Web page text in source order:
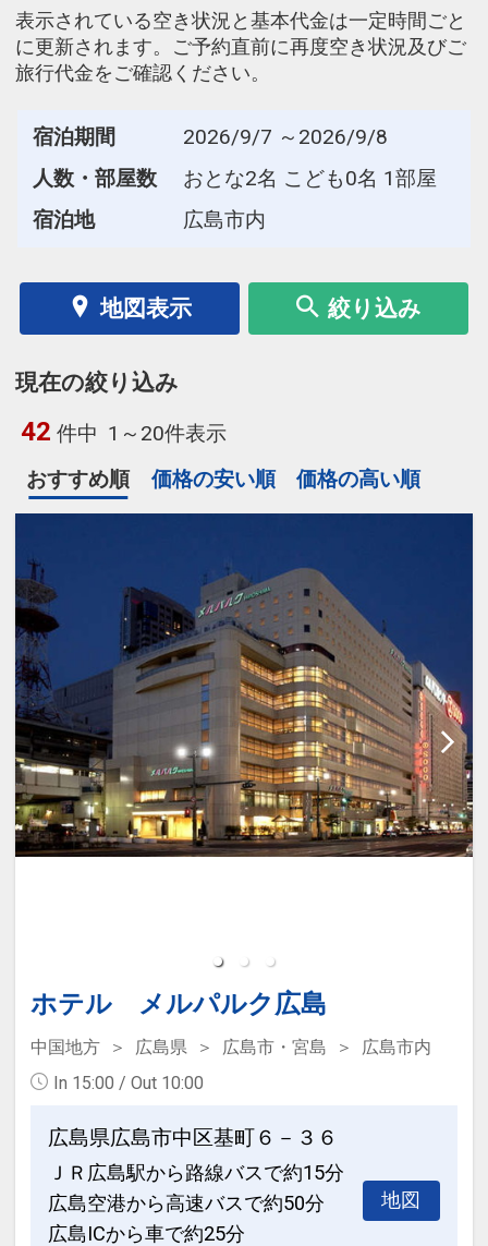
表示されている空き状況と基本代金は一定時間ごと
に更新されます。ご予約直前に再度空き状況及びご
旅行代金をご確認ください。
宿泊期間
2026/9/7 ～2026/9/8
人数・部屋数
おとな2名 こども0名 1部屋
宿泊地
広島市内
地図表示 絞り込み
現在の絞り込み
42 件中 1～20件表示
おすすめ順
価格の安い順 価格の高い順
ホテル メルパルク広島
中国地方 広島県 広島市・宮島
広島市内
In 15:00 / Out 10:00
広島県広島市中区基町６－３６
ＪＲ広島駅から路線バスで約15分
広島空港から高速バスで約50分
広島ICから車で約25分
地図